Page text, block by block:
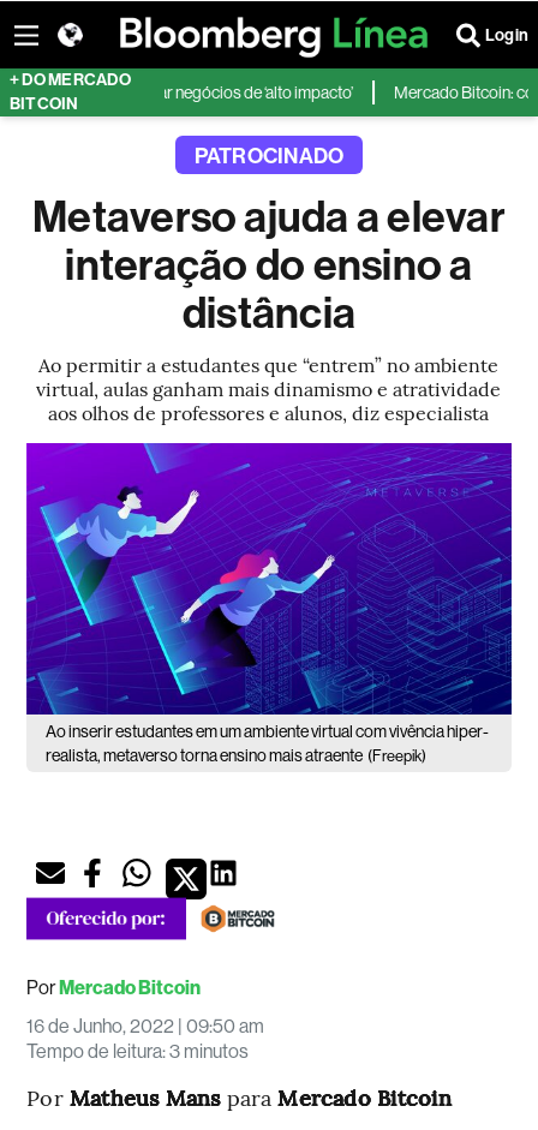
Login
+ DO MERCADO
BITCOIN
e diz que vai focar negócios de ‘alto impacto’ Mercado Bitcoin:
PATROCINADO
Metaverso ajuda a elevar
interação do ensino a
distância
Ao permitir a estudantes que “entrem” no ambiente
virtual, aulas ganham mais dinamismo e atratividade
aos olhos de professores e alunos, diz especialista
Ao inserir estudantes em um ambiente virtual com vivência hiper-
realista, metaverso torna ensino mais atraente (Freepik)
Por Mercado Bitcoin
16 de Junho, 2022 | 09:50 am
Tempo de leitura:3 minutos
Por Matheus MansparaMercado Bitcoin